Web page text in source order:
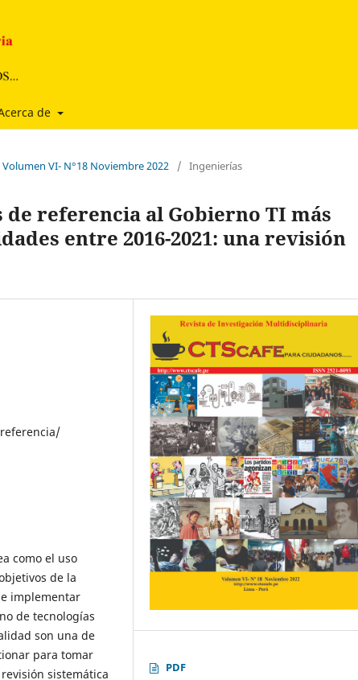
de
Volumen VI- N°18 Noviembre 2022 / Ingenierías
referencia al Gobierno TI más
entre 2016-2021: una revisión
como el uso
de la
implementar
de tecnologías
son una de
para tomar
sistemática
PDF